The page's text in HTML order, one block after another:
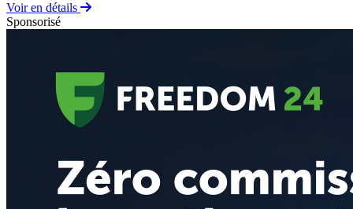
Voir en détails
Sponsorisé